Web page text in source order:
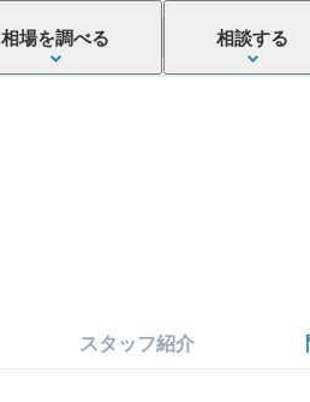
相場を調べる 相談する
スタッフ紹介